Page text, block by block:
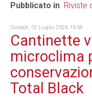
Pubblicato in Riviste
Giovedì, 02 Luglio 2026 16:58
Cantinette
microclima
Total Black